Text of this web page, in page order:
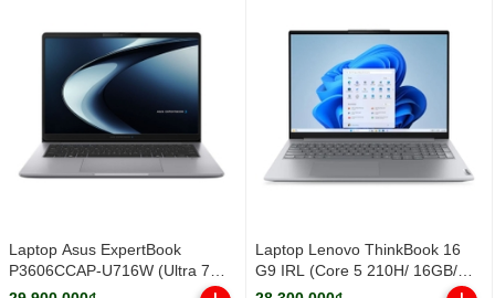
Laptop Asus ExpertBook
P3606CCAP-U716W (Ultra 7
255H/ 16GB/ 512GB SSD/ 16
Laptop Lenovo ThinkBook 16
G9 IRL (Core 5 210H/ 16GB/
512GB SSD/ 16 inch WUXGA/